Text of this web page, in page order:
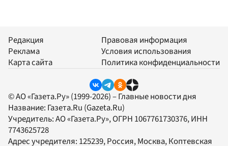
Редакция
Реклама
Карта сайта
Правовая информация
Условия использования
Политика конфиденциальности
© АО «Газета.Ру» (1999-2026) – Главные новости дня
Название: Газета.Ru (Gazeta.Ru)
Учредитель:АО «Газета.Ру», ОГРН 1067761730376, ИНН
7743625728
Адрес учредителя: 125239, Россия, Москва, Коптевская